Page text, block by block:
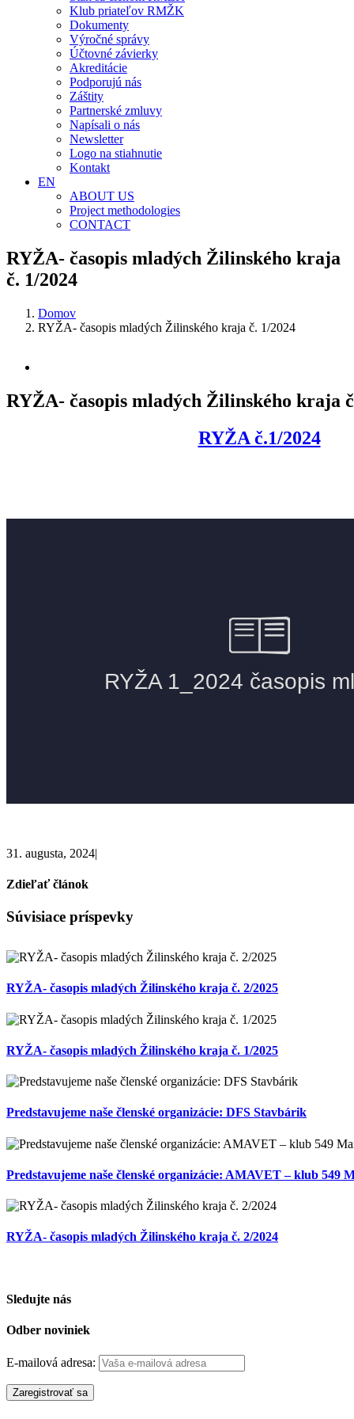
Klub priateľov RMŽK
Dokumenty
Výročné správy
Účtovné závierky
Akreditácie
Podporujú nás
Záštity
Partnerské zmluvy
Napísali o nás
Newsletter
Logo na stiahnutie
Kontakt
EN
ABOUT US
Project methodologies
CONTACT
RYŽA- časopis mladých Žilinského kraja
č. 1/2024
Domov
RYŽA- časopis mladých Žilinského kraja č. 1/2024
obrázok
RYŽA- časopis mladých Žilinského kraja
RYŽA č.1/2024
31. augusta, 2024|
Zdieľať článok
Facebook
X
Reddit
LinkedIn
WhatsApp
Pinterest
Email
Súvisiace príspevky
RYŽA- časopis mladých Žilinského kraja č. 2/2025
RYŽA- časopis mladých Žilinského kraja č. 1/2025
Predstavujeme naše členské organizácie: DFS Stavbárik
Predstavujeme naše členské organizácie: AMAVET – klub 549
RYŽA- časopis mladých Žilinského kraja č. 2/2024
Sledujte nás
Odber noviniek
E-mailová adresa: